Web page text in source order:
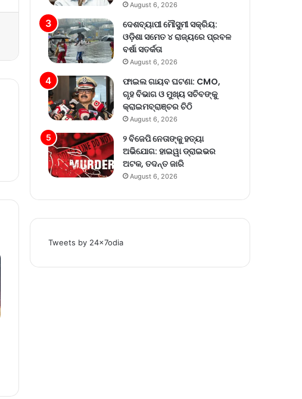
August 6, 2026
ଦେଶବ୍ୟାପୀ ମୌସୁମୀ ସକ୍ରିୟ:
ଓଡ଼ିଶା ସମେତ ୪ ରାଜ୍ୟରେ ପ୍ରବଳ
ବର୍ଷା ସତର୍କତା
August 6, 2026
ଫାଇଲ ଗାୟବ ଘଟଣା: CMO,
ଗୃହ ବିଭାଗ ଓ ମୁଖ୍ୟ ସଚିବଙ୍କୁ
କ୍ରାଇମବ୍ରାଞ୍ଚର ଚିଠି
August 6, 2026
୨ ବିଜେପି ନେତାଙ୍କୁ ହତ୍ୟା
ଅଭିଯୋଗ: ହାଇୱା ଡ୍ରାଇଭର
ଅଟକ, ତଦନ୍ତ ଜାରି
August 6, 2026
Tweets by 24x7odia